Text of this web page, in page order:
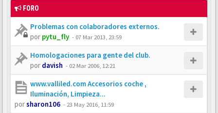
FORO
Problemas con colaboradores externos.
por pytu_fly - 07 Mar 2013, 23:59
Homologaciones para gente del club.
por davish - 02 Mar 2006, 12:21
www.valliled.com Accesorios coche ,
Iluminación, Limpieza...
porsharon106 - 23 May 2016, 11:59